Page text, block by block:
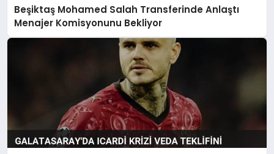
Beşiktaş Mohamed Salah Transferinde Anlaştı
Menajer Komisyonunu Bekliyor